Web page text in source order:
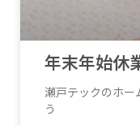
年末年始休
瀬戸テックのホー
う